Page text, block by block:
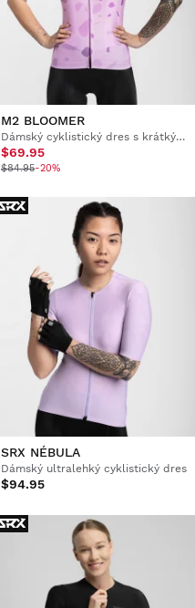
M2 BLOOMER
Dámský cyklistický dres s krátkým rukávem
$69.95
$84.95-20%
SRX NÉBULA
Dámský ultralehký cyklistický dres
$94.95